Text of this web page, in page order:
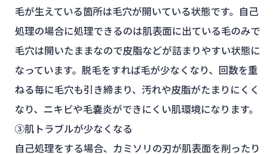
毛が生えている箇所は毛穴が開いている状態です。自己
処理の場合に処理できるのは肌表面に出ている毛のみで
毛穴は開いたままなので皮脂などが詰まりやすい状態に
なっています。脱毛をすれば毛が少なくなり、回数を重
ねる毎に毛穴も引き締まり、汚れや皮脂がたまりにくく
なり、ニキビや毛嚢炎ができにくい肌環境になります。
③肌トラブルが少なくなる
自己処理をする場合、カミソリの刃が肌表面を削ったり